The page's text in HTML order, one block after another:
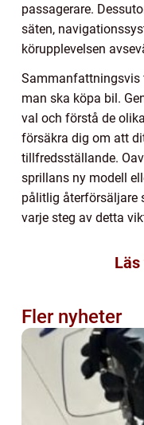
passagerare.
säten,
körupplevelsen
Sammanfattningsvis
man ska köpa bil.
val och förstå de
försäkra dig om att
tillfredsställande.
sprillans ny modell
pålitlig återförsäljare
varje steg av detta
Fler nyheter